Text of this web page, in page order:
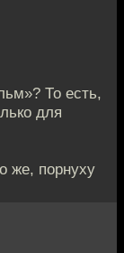
То есть,
для
же, порнуху